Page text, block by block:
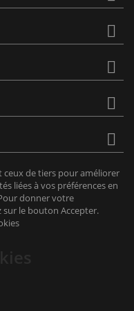




ceux de tiers pour améliorer
liées à vos préférences en
donner votre
le bouton Accepter.